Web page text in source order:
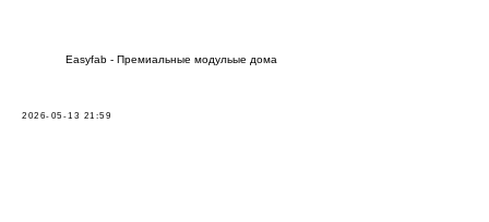
Easyfab - Премиальные модульые дома
2026-05-13 21:59